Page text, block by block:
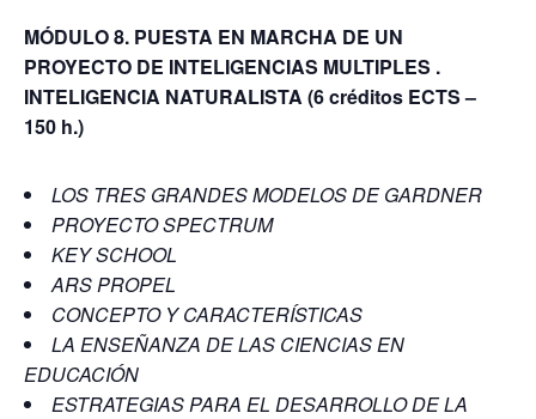
MÓDULO 8. PUESTA EN MARCHA DE UN
PROYECTO DE INTELIGENCIAS MULTIPLES .
INTELIGENCIA NATURALISTA (6 créditos ECTS –
150 h.)
LOS TRES GRANDES MODELOS DE GARDNER
PROYECTO SPECTRUM
KEY SCHOOL
ARS PROPEL
CONCEPTO Y CARACTERÍSTICAS
LA ENSEÑANZA DE LAS CIENCIAS EN
EDUCACIÓN
ESTRATEGIAS PARA EL DESARROLLO DE LA